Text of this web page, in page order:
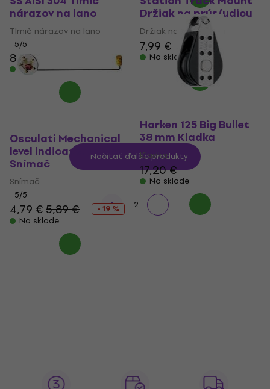
nárazov na lano
Tlmič nárazov na lano
5/5
8,29 €
Na sklade
Držiak na prút/udicu
Držiak na prút/udicu
7,99 €
Na sklade
Osculati Mechanical
level indicator 30 cm
Snímač
Snímač
5/5
4,79 €5,89 €
- 19 %
Na sklade
Harken 125 Big Bullet
38 mm Kladka
Kladka
17,20 €
Na sklade
Načítať ďalšie produkty
1 2